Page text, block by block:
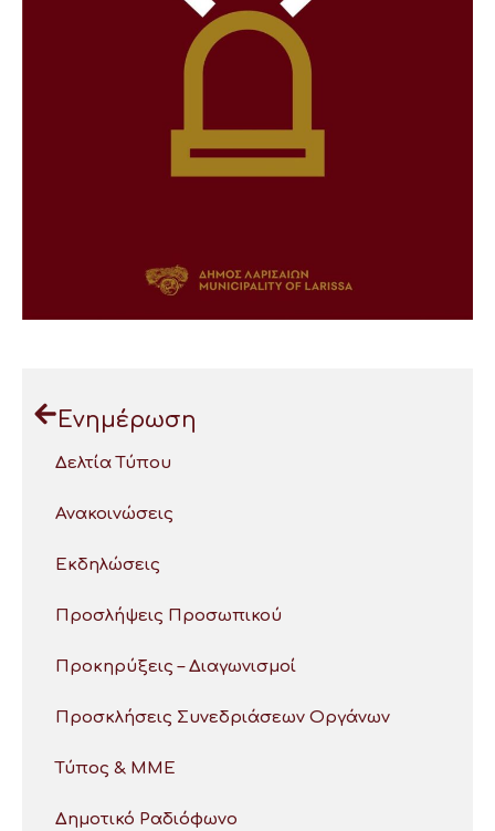
Ενημέρωση
Δελτία Τύπου
Ανακοινώσεις
Εκδηλώσεις
Προσλήψεις Προσωπικού
Προκηρύξεις – Διαγωνισμοί
Προσκλήσεις Συνεδριάσεων Οργάνων
Τύπος & ΜΜΕ
Δημοτικό Ραδιόφωνο